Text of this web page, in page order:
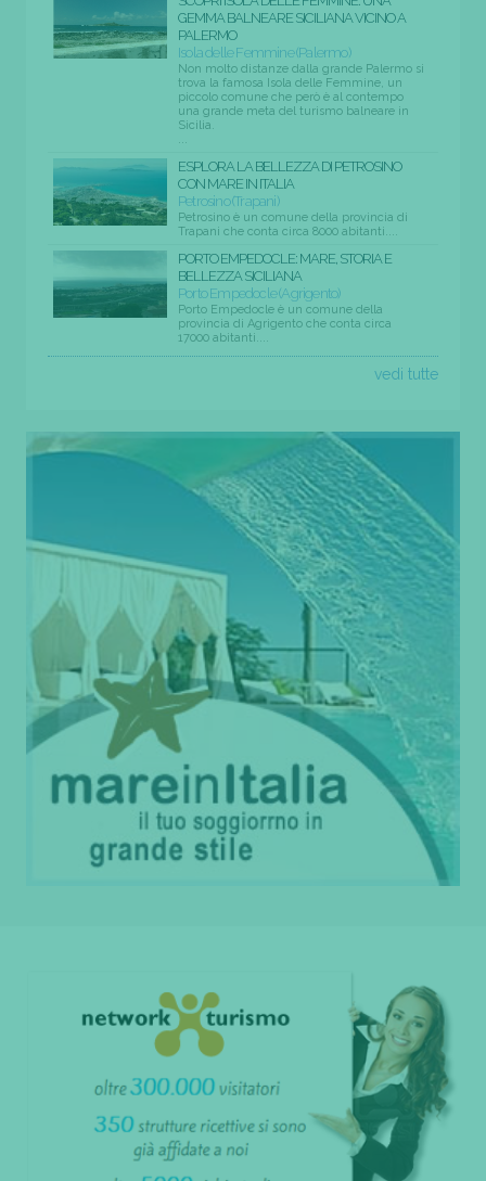
GEMMA BALNEARE SICILIANA VICINO A
PALERMO
Isola delle Femmine (Palermo)
Non molto distanze dalla grande Palermo si
trova la famosa Isola delle Femmine, un
piccolo comune che però è al contempo
una grande meta del turismo balneare in
Sicilia.
...
ESPLORA LA BELLEZZA DI PETROSINO
CON MARE IN ITALIA
Petrosino (Trapani)
Petrosino è un comune della provincia di
Trapani che conta circa 8000 abitanti....
PORTO EMPEDOCLE: MARE, STORIA E
BELLEZZA SICILIANA
Porto Empedocle (Agrigento)
Porto Empedocle è un comune della
provincia di Agrigento che conta circa
17000 abitanti....
vedi tutte